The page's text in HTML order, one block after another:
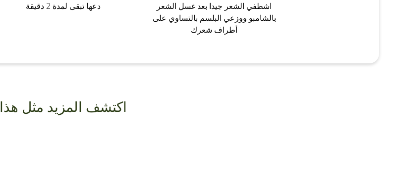
اشطفي الشعر جيدا بعد غسل الشعر
بالشامبو ووزعي البلسم بالتساوي على
أطراف شعرك
دعها تبقى لمدة 2 دقيقة
اكتشف المزيد مثل هذا